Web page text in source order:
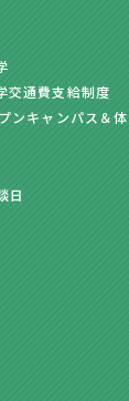
交通費支給制度
ンキャンパス＆
日